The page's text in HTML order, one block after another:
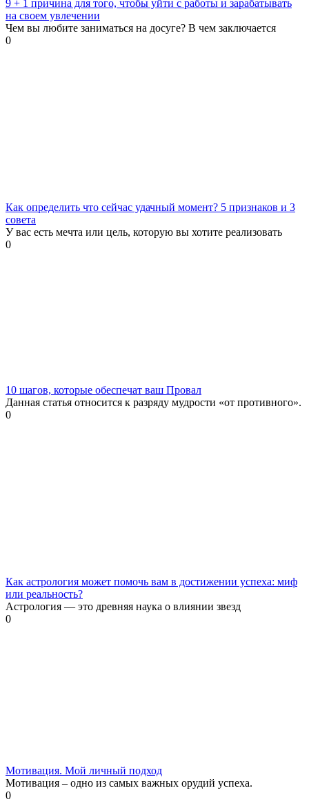
9 + 1 причина для того, чтобы уйти с работы и зарабатывать
на своем увлечении
Чем вы любите заниматься на досуге? В чем заключается
0
Как определить что сейчас удачный момент? 5 признаков и 3
совета
У вас есть мечта или цель, которую вы хотите реализовать
0
10 шагов, которые обеспечат ваш Провал
Данная статья относится к разряду мудрости «от противного».
0
Как астрология может помочь вам в достижении успеха: миф
или реальность?
Астрология — это древняя наука о влиянии звезд
0
Мотивация. Мой личный подход
Мотивация – одно из самых важных орудий успеха.
0